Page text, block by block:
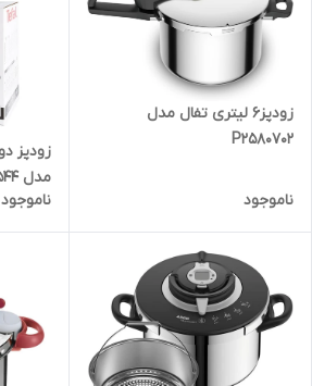
زودپز6 لیتری تفال مدل
P2580702
ناموجود
مدل P2544
ناموجود